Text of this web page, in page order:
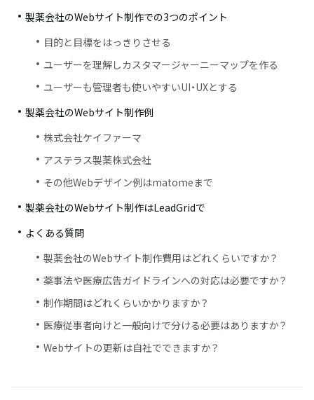
製薬会社のWebサイト制作での3つのポイント
目的と目標をはっきりさせる
ユーザーを理解しカスタマージャーニーマップを作る
ユーザーも管理者も使いやすいUI・UXとする
製薬会社のWebサイト制作例
株式会社ケイファーマ
アステラス製薬株式会社
その他Webデザイン例はmatomeまで
製薬会社のWebサイト制作はLeadGridで
よくある質問
製薬会社のWebサイト制作費用はどれくらいですか？
薬事法や医療広告ガイドラインへの対応は必要ですか？
制作期間はどれくらいかかりますか？
医療従事者向けと一般向けで分ける必要はありますか？
Webサイトの更新は自社でできますか？